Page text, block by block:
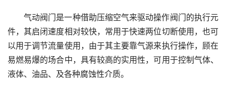
气动阀门是一种借助压缩空气来驱动操作阀门的执行元
件，其启闭速度相对较快，常用于快速两位切断使用，也可
以用于调节流量使用，由于其主要靠气源来执行操作，顾在
易燃易爆的场合中，具有较高的实用性，可用于控制气体、
液体、油品、及各种腐蚀性介质。